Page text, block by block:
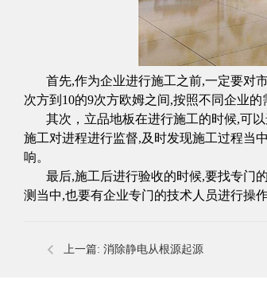
首先,作为企业进行施工之前,一定要对
次方到 10的9次方欧姆之间,按照不同企业的
其次，立品地板在进行施工的时候,可
施工对进程进行监督,及时发现施工过程当
响。
最后,施工后进行验收的时候,要找专门
测当中,也要有企业专门的技术人员进行操
上一篇: 消除静电从根源起源